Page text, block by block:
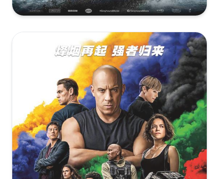
[11.73GB] 复制 下载
下载
Rosy
[4.14GB] 复制 下载
尚气与十环传奇[IMAX满屏版][简繁英字
UHD9.1.HDR.H.265-PandaQT
复制 下载
[DBD-Raws][4K_HDR][尚气与十环传奇][2160P][BDRip]
[HEVC-10bit][中英外挂][FLAC][MKV]
复制 下载